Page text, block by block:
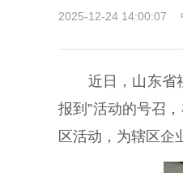
2025-12-24 14:00:07
近日，山东省社
报到”活动的号召
区活动，为辖区企